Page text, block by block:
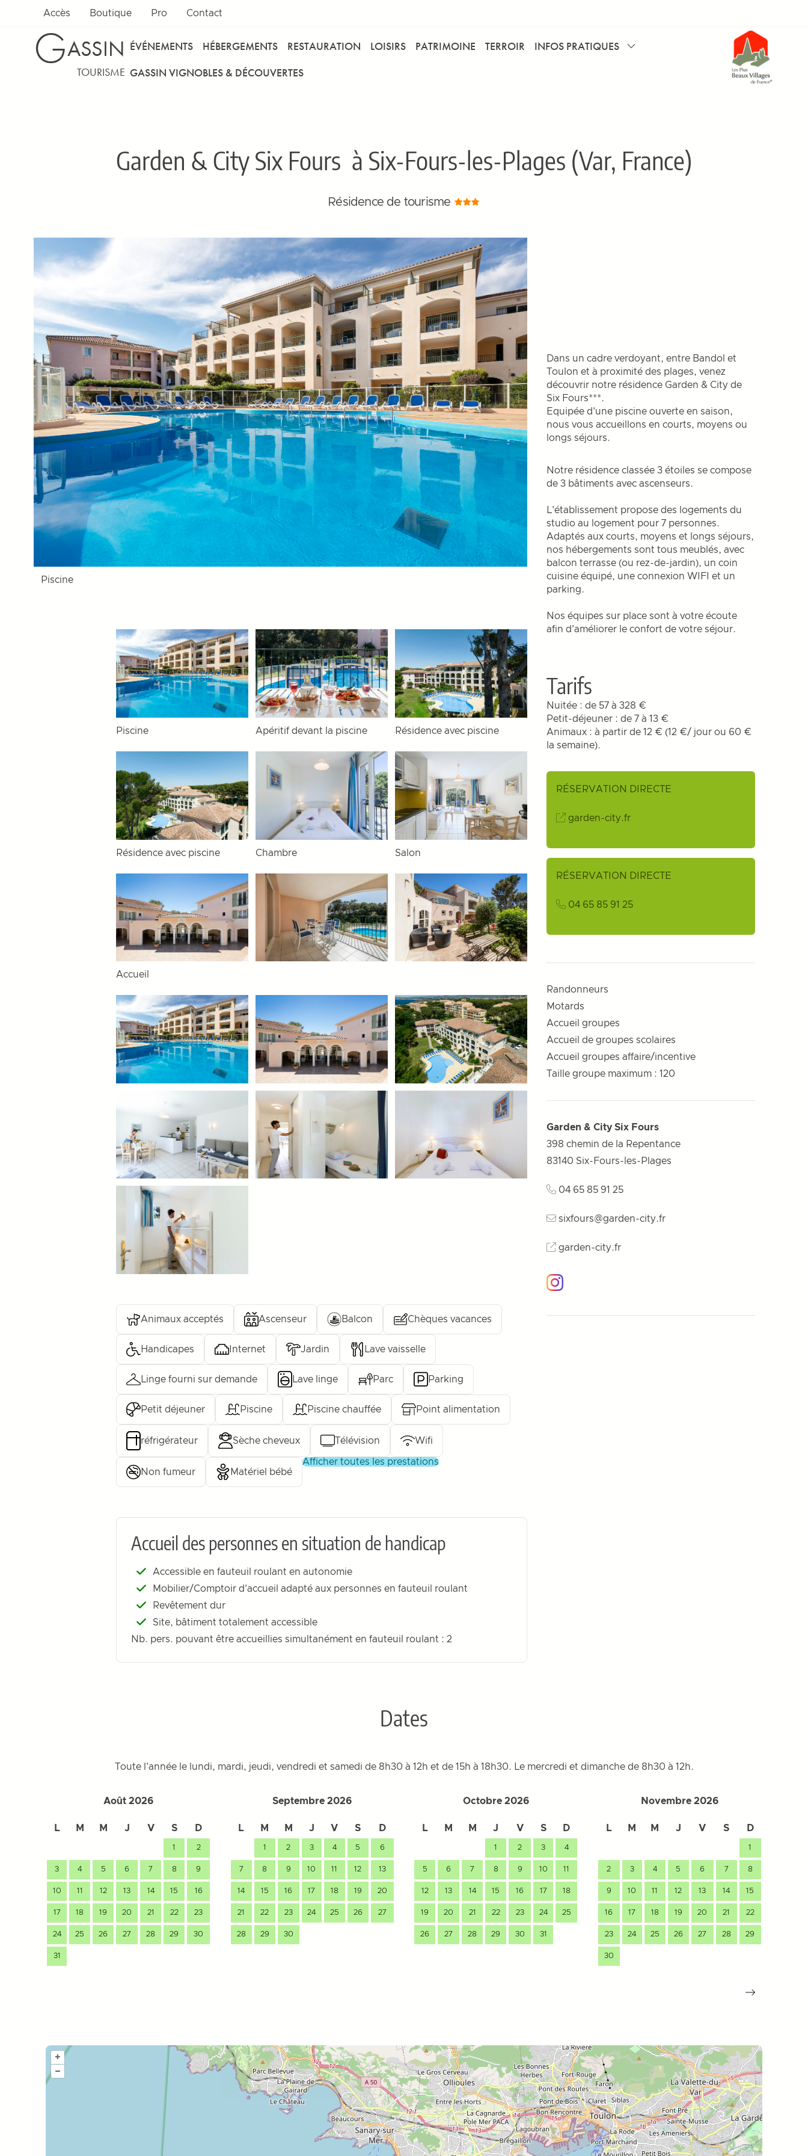
Accès Boutique Pro Contact
GASSIN
TOURISME
ÉVÉNEMENTS HÉBERGEMENTS RESTAURATION LOISIRS PATRIMOINE TERROIR
INFOS PRATIQUES
GASSIN VIGNOBLES & DÉCOUVERTES
Garden & City Six Fours à Six-Fours-les-Plages (Var, France)
Résidence de tourisme
Piscine
Piscine Apéritif devant la piscine Résidence avec piscine
Résidence avec piscine Chambre Salon
Accueil
Animaux acceptés Ascenseur Balcon Chèques vacances
Handicapes Internet Jardin Lave vaisselle
Linge fourni sur demande Lave linge Parc Parking
Petit déjeuner Piscine Piscine chauffée Point alimentation
réfrigérateur Sèche cheveux Télévision Wifi
Non fumeur Matériel bébé
afficher toutes les prestations
Accueil des personnes en situation de handicap
Accessible en fauteuil roulant en autonomie
Mobilier/Comptoir d'accueil adapté aux personnes en fauteuil roulant
Revêtement dur
Site, bâtiment totalement accessible
Nb. pers. pouvant être accueillies simultanément en fauteuil roulant : 2
Dans un cadre verdoyant, entre Bandol et
Toulon et à proximité des plages, venez
découvrir notre résidence Garden & City de
Six Fours***.
Equipée d'une piscine ouverte en saison,
nous vous accueillons en courts, moyens ou
longs séjours.
Notre résidence classée 3 étoiles se compose
de 3 bâtiments avec ascenseurs.
L'établissement propose des logements du
studio au logement pour 7 personnes.
Adaptés aux courts, moyens et longs séjours,
nos hébergements sont tous meublés, avec
balcon terrasse (ou rez-de-jardin), un coin
cuisine équipé, une connexion WIFI et un
parking.
Nos équipes sur place sont à votre écoute
afin d'améliorer le confort de votre séjour.
Tarifs
Nuitée : de 57 à 328 €
Petit-déjeuner : de 7 à 13 €
Animaux : à partir de 12 € (12 €/ jour ou 60 €
la semaine).
RÉSERVATION DIRECTE
garden-city.fr
RÉSERVATION DIRECTE
04 65 85 91 25
Randonneurs
Motards
Accueil groupes
Accueil de groupes scolaires
Accueil groupes affaire/incentive
Taille groupe maximum : 120
Garden & City Six Fours
398 chemin de la Repentance
83140 Six-Fours-les-Plages
04 65 85 91 25
sixfours@garden-city.fr
garden-city.fr
Instagram
Dates
Toute l'année le lundi, mardi, jeudi, vendredi et samedi de 8h30 à 12h et de 15h à 18h30. Le mercredi et dimanche de 8h30 à 12h.
Août 2026
L M M J V S D
1 2
3 4 5 6 7 8 9
10 11 12 13 14 15 16
17 18 19 20 21 22 23
24 25 26 27 28 29 30
31
Septembre 2026
L M M J V S D
1 2 3 4 5 6
7 8 9 10 11 12 13
14 15 16 17 18 19 20
21 22 23 24 25 26 27
28 29 30
Octobre 2026
L M M J V S D
1 2 3 4
5 6 7 8 9 10 11
12 13 14 15 16 17 18
19 20 21 22 23 24 25
26 27 28 29 30 31
Novembre 2026
L M M J V S D
1
2 3 4 5 6 7 8
9 10 11 12 13 14 15
16 17 18 19 20 21 22
23 24 25 26 27 28 29
30
+
–